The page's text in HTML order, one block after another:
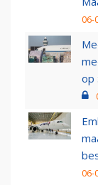
06-
op
06-